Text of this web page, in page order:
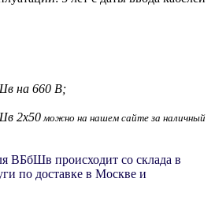
на 660 В;
2x50 можно на нашем сайте за наличный
ВБбШв происходит со склада в
по доставке в Москве и